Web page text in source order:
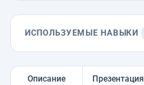
ИСПОЛЬЗУЕМЫЕ НАВЫКИ
Описание Презентация